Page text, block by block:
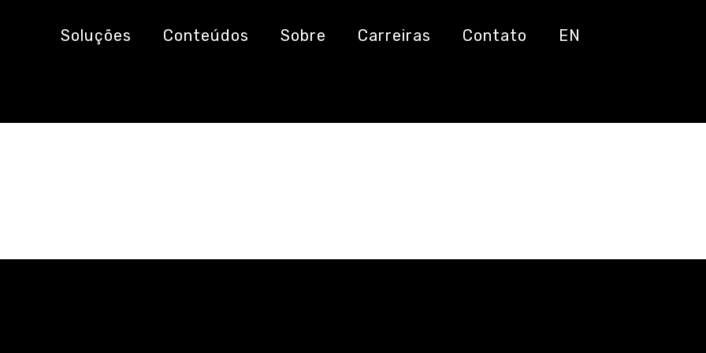
Soluções Conteúdos Sobre Carreiras Contato EN